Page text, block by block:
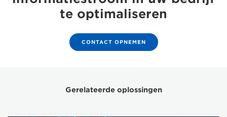
te optimaliseren
CONTACT OPNEMEN
Gerelateerde oplossingen